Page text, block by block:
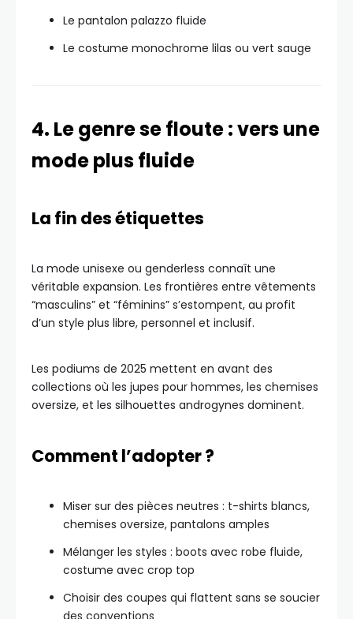
Le pantalon palazzo fluide
Le costume monochrome lilas ou vert sauge
4. Le genre se floute : vers une
mode plus fluide
La fin des étiquettes
La mode unisexe ou genderless connaît une
véritable expansion. Les frontières entre vêtements
“masculins” et “féminins” s’estompent, au profit
d’un style plus libre, personnel et inclusif.
Les podiums de 2025 mettent en avant des
collections où les jupes pour hommes, les chemises
oversize, et les silhouettes androgynes dominent.
Comment l’adopter ?
Miser sur des pièces neutres : t-shirts blancs,
chemises oversize, pantalons amples
Mélanger les styles : boots avec robe fluide,
costume avec crop top
Choisir des coupes qui flattent sans se soucier
des conventions